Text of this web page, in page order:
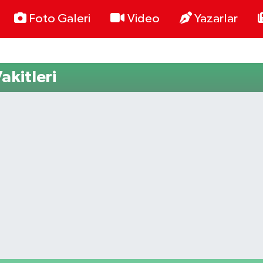
Foto Galeri Video Yazarlar